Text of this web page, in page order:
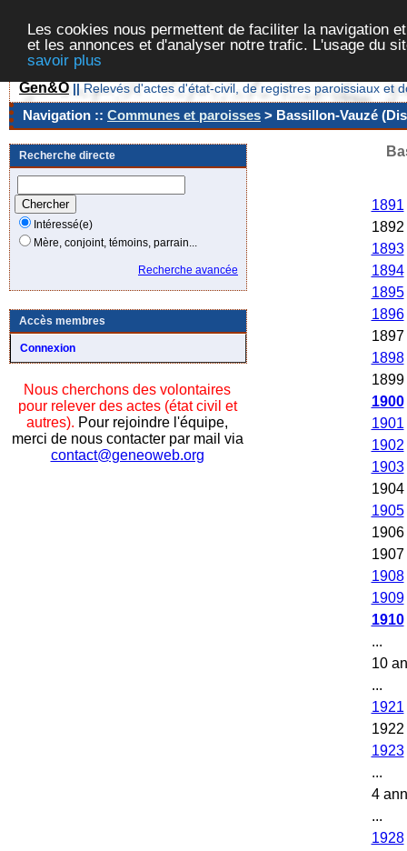
Les cookies nous permettent de faciliter la navigation
et les annonces et d'analyser notre trafic. L'usage du
savoir plus
Gen&O || Relevés d'actes d'état-civil, de registres paroissiaux et
Navigation :: Communes et paroisses > Bassillon-Vauzé
Recherche directe
Intéressé(e)
Mère, conjoint, témoins, parrain...
Recherche avancée
Accès membres
Connexion
Nous cherchons des volontaires
pour relever des actes (état civil et
autres). Pour rejoindre l'équipe,
merci de nous contacter par mail via
contact@geneoweb.org
1891
1892
1893
1894
1895
1896
1897
1898
1899
1900
1901
1902
1903
1904
1905
1906
1907
1908
1909
1910
...
10
...
1921
1922
1923
...
4
...
1928